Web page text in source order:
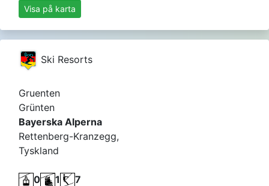
Visa på karta
Ski Resorts
Gruenten
Grünten
Bayerska Alperna
Rettenberg-Kranzegg,
Tyskland
0 1
7